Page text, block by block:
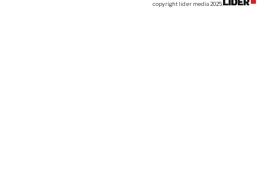
copyright lider media 2025.